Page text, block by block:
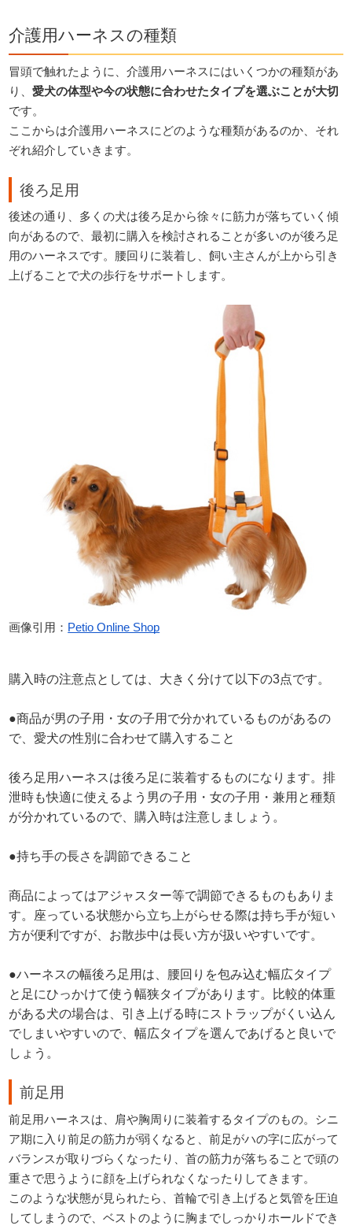
介護用ハーネスの種類
冒頭で触れたように、介護用ハーネスにはいくつかの種類があ
り、愛犬の体型や今の状態に合わせたタイプを選ぶことが大切
です。
ここからは介護用ハーネスにどのような種類があるのか、それ
ぞれ紹介していきます。
後ろ足用
後述の通り、多くの犬は後ろ足から徐々に筋力が落ちていく傾
向があるので、最初に購入を検討されることが多いのが後ろ足
用のハーネスです。腰回りに装着し、飼い主さんが上から引き
上げることで犬の歩行をサポートします。
画像引用： Petio Online Shop
購入時の注意点としては、大きく分けて以下の3点です。
●商品が男の子用・女の子用で分かれているものがあるの
で、愛犬の性別に合わせて購入すること
後ろ足用ハーネスは後ろ足に装着するものになります。排
泄時も快適に使えるよう男の子用・女の子用・兼用と種類
が分かれているので、購入時は注意しましょう。
●持ち手の長さを調節できること
商品によってはアジャスター等で調節できるものもありま
す。座っている状態から立ち上がらせる際は持ち手が短い
方が便利ですが、お散歩中は長い方が扱いやすいです。
●ハーネスの幅後ろ足用は、腰回りを包み込む幅広タイプ
と足にひっかけて使う幅狭タイプがあります。比較的体重
がある犬の場合は、引き上げる時にストラップがくい込ん
でしまいやすいので、幅広タイプを選んであげると良いで
しょう。
前足用
前足用ハーネスは、肩や胸周りに装着するタイプのもの。シニ
ア期に入り前足の筋力が弱くなると、前足がハの字に広がって
バランスが取りづらくなったり、首の筋力が落ちることで頭の
重さで思うように顔を上げられなくなったりしてきます。
このような状態が見られたら、首輪で引き上げると気管を圧迫
してしまうので、ベストのように胸までしっかりホールドでき